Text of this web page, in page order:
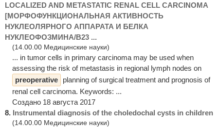
LOCALIZED AND METASTATIC RENAL CELL CARCINOMA
[МОРФОФУНКЦИОНАЛЬНАЯ АКТИВНОСТЬ
НУКЛЕОЛЯРНОГО АППАРАТА И БЕЛКА
НУКЛЕОФОЗМИНА/B23 ...
(14.00.00 Медицинские науки)
... in tumor cells in primary carcinoma may be used when
assessing the risk of metastasis in regional lymph nodes on
preoperative
planning of surgical treatment and prognosis of
renal cell carcinoma. Keywords: ...
Создано 18 августа 2017
8. Instrumental diagnosis of the choledochal cysts in children
(14.00.00 Медицинские науки)